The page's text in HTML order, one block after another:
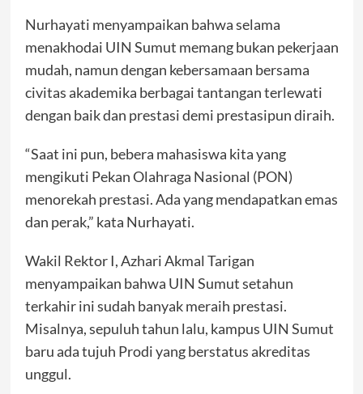
Nurhayati menyampaikan bahwa selama
menakhodai UIN Sumut memang bukan pekerjaan
mudah, namun dengan kebersamaan bersama
civitas akademika berbagai tantangan terlewati
dengan baik dan prestasi demi prestasipun diraih.
“Saat ini pun, bebera mahasiswa kita yang
mengikuti Pekan Olahraga Nasional (PON)
menorekah prestasi. Ada yang mendapatkan emas
dan perak,” kata Nurhayati.
Wakil Rektor I, Azhari Akmal Tarigan
menyampaikan bahwa UIN Sumut setahun
terkahir ini sudah banyak meraih prestasi.
Misalnya, sepuluh tahun lalu, kampus UIN Sumut
baru ada tujuh Prodi yang berstatus akreditas
unggul.